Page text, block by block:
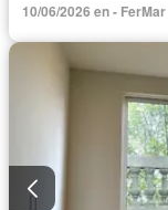
Sin amueblar
10/06/2026 en -